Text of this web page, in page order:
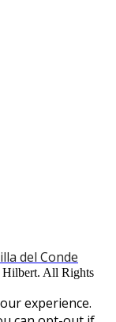
All Rights
experience.